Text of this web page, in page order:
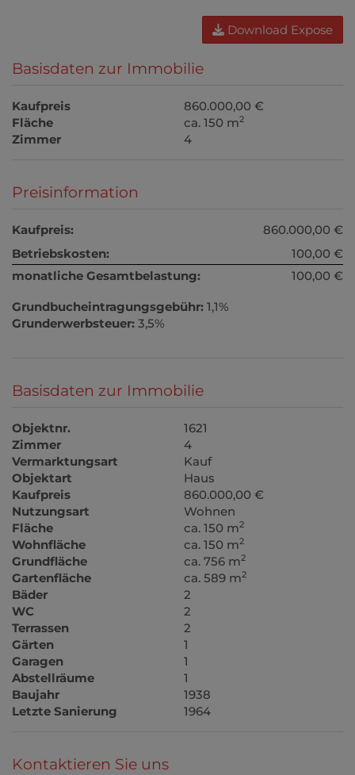
Download Expose
Basisdaten zur Immobilie
Kaufpreis
860.000,00 €
Fläche
ca. 150 m2
Zimmer 4
Preisinformation
Kaufpreis:
860.000,00 €
Betriebskosten:
100,00 €
monatliche Gesamtbelastung:
100,00 €
Grundbucheintragungsgebühr: 1,1%
Grunderwerbsteuer: 3,5%
Basisdaten zur Immobilie
Objektnr.
1621
Zimmer
4
Vermarktungsart
Kauf
Objektart
Haus
Kaufpreis
860.000,00 €
Nutzungsart
Wohnen
Fläche
ca. 150 m2
Wohnfläche ca. 150 m2
Grundfläche ca. 756 m2
Gartenfläche ca. 589 m2
Bäder
2
WC
2
Terrassen
2
Gärten
1
Garagen
1
Abstellräume
1
Baujahr
1938
Letzte Sanierung
1964
Kontaktieren Sie uns